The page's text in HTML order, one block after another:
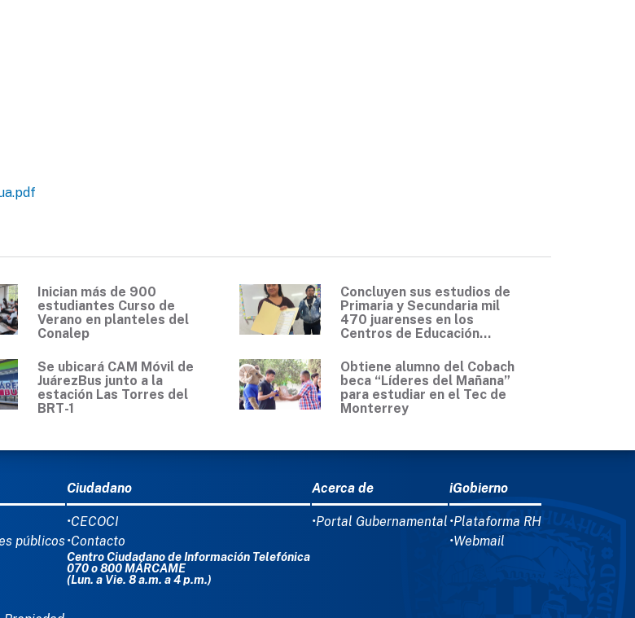
Inician más de 900
estudiantes Curso de
Verano en planteles del
Conalep
Concluyen sus estudios de
Primaria y Secundaria mil
470 juarenses en los
Centros de Educación...
Se ubicará CAM Móvil de
JuárezBus junto a la
estación Las Torres del
BRT-1
Obtiene alumno del Cobach
beca “Líderes del Mañana”
para estudiar en el Tec de
Monterrey
públicos
Ciudadano
•CECOCI
•Contacto
Centro Ciudadano de Información Telefónica
070 o 800 MÁRCAME
(Lun. a Vie. 8 a.m. a 4 p.m.)
Acerca de
•Portal Gubernamental
iGobierno
•Plataforma RH
•Webmail